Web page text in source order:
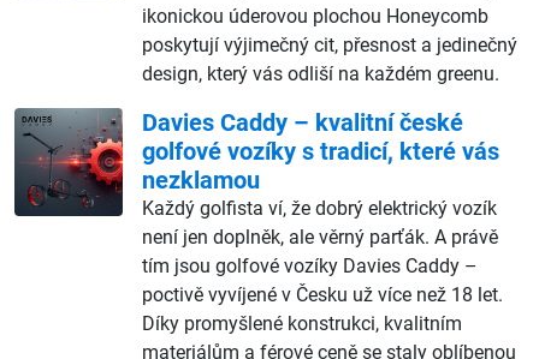
ikonickou úderovou plochou Honeycomb
poskytují výjimečný cit, přesnost a jedinečný
design, který vás odliší na každém greenu.
Davies Caddy – kvalitní české
golfové vozíky s tradicí, které vás
nezklamou
Každý golfista ví, že dobrý elektrický vozík
není jen doplněk, ale věrný parťák. A právě
tím jsou golfové vozíky Davies Caddy –
poctivě vyvíjené v Česku už více než 18 let.
Díky promyšlené konstrukci, kvalitním
materiálům a férové ceně se staly oblíbenou